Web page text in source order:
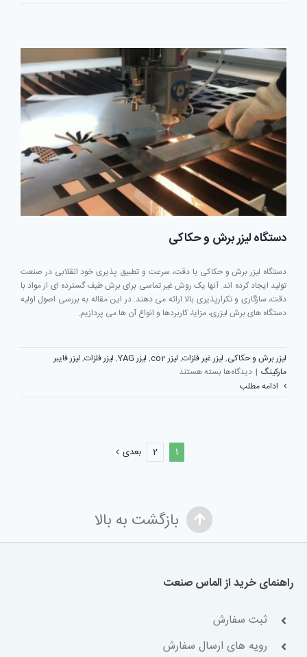
خرید
لیزر
فلزات
دستگاه لیزر برش و حکاکی
دستگاه لیزر برش و حکاکی با دقت، سرعت و تطبیق پذیری خود انقلابی در صنعت
تولید ایجاد کرده اند. آنها یک روش غیر تماسی برای برش طیف گسترده ای از مواد با
دقت، سازگاری و تکرارپذیری بالا ارائه می دهند. در این مقاله به بررسی اصول اولیه
دستگاه های برش لیزری، مزایا، کاربردها و انواع آن ها می پردازیم.
لیزر برش و حکاکی, لیزر غیر فلزات, لیزر co2 , لیزر YAG , لیزر فلزات, لیزر فایبر
مارکینگ | دیدگاه‌ها برای
لیزر
بسته هستند
ادامه مطلب
1
2 بعدی
بازگشت به بالا
راهنمای خرید از الماس صنعت
ثبت سفارش
رویه های ارسال سفارش